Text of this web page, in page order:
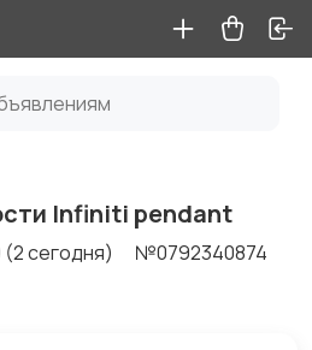
Infiniti pendant
(2 сегодня) №0792340874